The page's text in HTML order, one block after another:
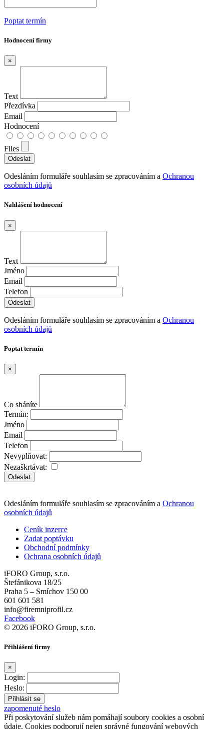
Poptat termín
Hodnocení firmy
×
Text
Přezdívka
Email
Hodnocení
Files
Odesláním formuláře souhlasím se zpracováním a Ochranou
osobních údajů
Nahlášení hodnocení
×
Text
Jméno
Email
Telefon
Odesláním formuláře souhlasím se zpracováním a Ochranou
osobních údajů
Poptat termín
×
Co sháníte
Termín:
Jméno
Email
Telefon
Nevyplňovat:
Nezaškrtávat:
Odeslat
Odesláním formuláře souhlasím se zpracováním a Ochranou
osobních údajů
Ceník inzerce
Zadat poptávku
Obchodní podmínky
Ochrana osobních údajů
iFORO Group, s.r.o.
Štefánikova 18/25
Praha 5 – Smíchov 150 00
601 601 581
info@firemniprofil.cz
Facebook
© 2026 iFORO Group, s.r.o.
Přihlášení firmy
×
Login:
Heslo:
zapomenuté heslo
Při poskytování služeb nám pomáhají soubory cookies a osobní
údaje. Cookies podporují nejen správné fungování webových